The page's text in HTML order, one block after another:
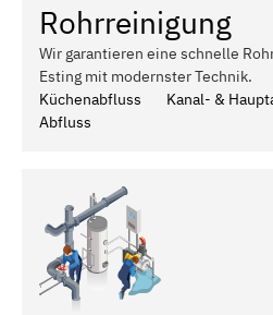
Rohrreinigung
Wir garantieren eine schnelle
Esting mit modernster Technik.
Küchenabfluss
Kanal- &
Abfluss